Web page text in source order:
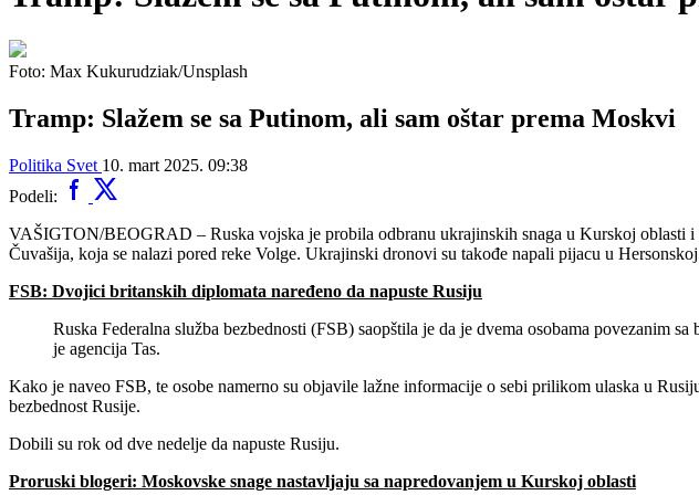
Foto: Max Kukurudziak/Unsplash
Tramp: Slažem se sa Putinom, ali sam oštar prema Moskvi
Politika Svet 10. mart 2025. 09:38
Podeli:
VAŠIGTON/BEOGRAD – Ruska vojska je probila odbranu ukrajinskih snaga u Kurskoj oblasti
Čuvašija, koja se nalazi pored reke Volge. Ukrajinski dronovi su takođe napali pijacu u
FSB: Dvojici britanskih diplomata naređeno da napuste Rusiju
Ruska Federalna služba bezbednosti (FSB) saopštila je da je dvema osobama povezanim
je agencija Tas.
Kako je naveo FSB, te osobe namerno su objavile lažne informacije o sebi prilikom ulaska u
bezbednost Rusije.
Dobili su rok od dve nedelje da napuste Rusiju.
Proruski blogeri: Moskovske snage nastavljaju sa napredovanjem u Kurskoj oblasti